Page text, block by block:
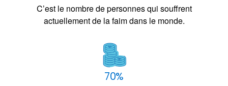
C’est le nombre de personnes qui souffrent
actuellement de la faim dans le monde.
70%